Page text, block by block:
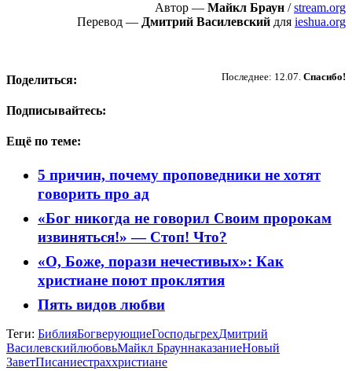
Автор — Майкл Браун /stream.org
Перевод — Дмитрий Василевский для ieshua.org
Последнее: 12.07. Спасибо!
Поделиться:
Подписывайтесь:
Ещё по теме:
5 причин, почему проповедники не хотят
говорить про ад
«Бог никогда не говорил Своим пророкам
извиняться!» — Стоп! Что?
«О, Боже, порази нечестивых»: Как
христиане поют проклятия
Пять видов любви
Теги: БиблияБогверующиеГосподьгрехДмитрий
ВасилевскийлюбовьМайкл БрауннаказаниеНовый
ЗаветПисаниестраххристиане